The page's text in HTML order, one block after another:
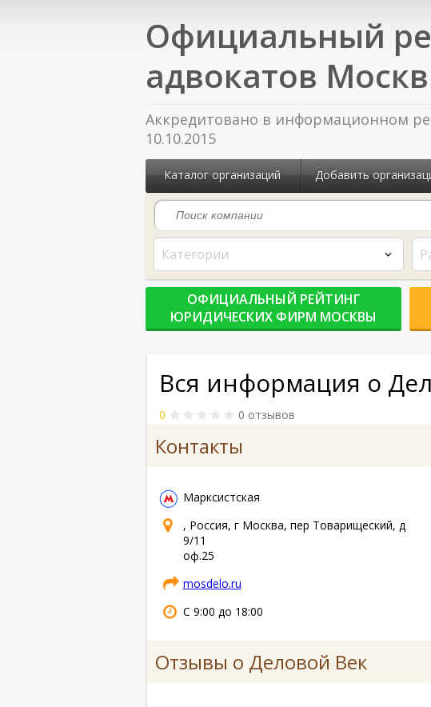
Официальный
адвокатов
Аккредитовано в информационном
10.10.2015
Каталог организаций Добавить
Категории
ОФИЦИАЛЬНЫЙ РЕЙТИНГ
ЮРИДИЧЕСКИХ ФИРМ МОСКВЫ
Вся информация о
0 0 отзывов
Контакты
Марксистская
, Россия, г Москва, пер Товарищеский, д
9/11
оф.25
mosdelo.ru
С 9:00 до 18:00
Отзывы о Деловой Век